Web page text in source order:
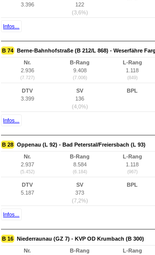
3.396
122
(3,6%)
Infos...
B 74 Berne-Bahnhofstraße (B 212/L 868) - Weserfähre
Nr.
2.936
(7.727)
B-Rang
9.408
(7.006)
L-Rang
1.118
(849)
DTV
3.399
SV
136
(4,0%)
BPL
Infos...
B 28 Oppenau (L 92) - Bad Peterstal/Freiersbach (L 93)
Nr.
2.937
(5.452)
B-Rang
8.584
(6.184)
L-Rang
1.118
(967)
DTV
5.187
SV
373
(7,2%)
BPL
Infos...
B 16 Niederraunau (GZ 7) - KVP OD Krumbach (B 300)
Nr.
B-Rang
L-Rang